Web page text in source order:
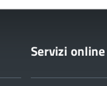
Servizi online